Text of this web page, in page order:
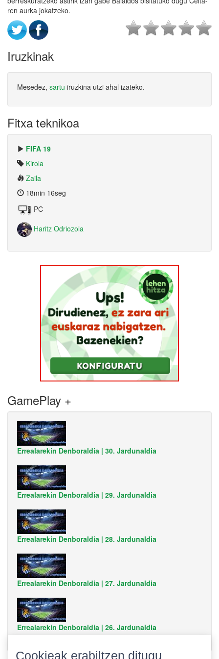
ren aurka jokatzeko.
Iruzkinak
Mesedez, sartu iruzkina utzi ahal izateko.
Fitxa teknikoa
FIFA 19
Kirola
Zaila
18min 16seg
PC
Haritz Odriozola
GamePlay +
Errealarekin Denboraldia | 30. Jardunaldia
Errealarekin Denboraldia | 29. Jardunaldia
Errealarekin Denboraldia | 28. Jardunaldia
Errealarekin Denboraldia | 27. Jardunaldia
Errealarekin Denboraldia | 26. Jardunaldia
Cookieak erabiltzen ditugu